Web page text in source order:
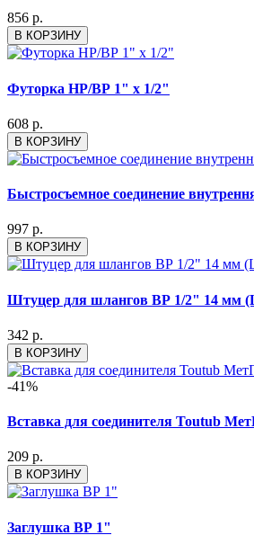
856 р.
В КОРЗИНУ
Футорка НР/ВР 1" х 1/2"
608 р.
В КОРЗИНУ
Быстросъемное соединение
997 р.
В КОРЗИНУ
Штуцер для шлангов ВР 1/2" 14 мм
342 р.
В КОРЗИНУ
-41%
Вставка для соединителя Toutub
209 р.
В КОРЗИНУ
Заглушка ВР 1"